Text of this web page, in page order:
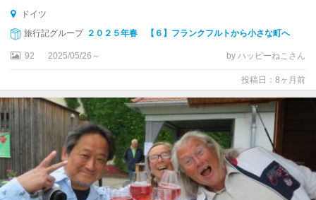
ダ
ー
・
オ
バ
ー
シ
ュ
タ
イ
ン
ドイツ
旅行記グループ ２０２５年春 【６】フランクフルトから小さな町へ
92 2025/05/26～ by ハッピーねこさん
投稿日：8ヶ月前